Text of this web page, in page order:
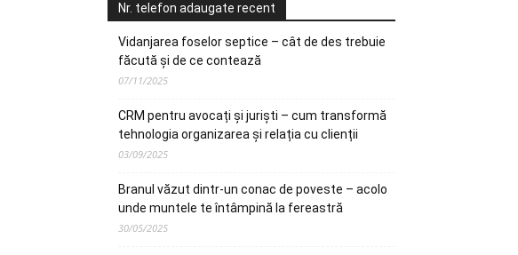
Nr. telefon adaugate recent
Vidanjarea foselor septice – cât de des trebuie
făcută și de ce contează
07/11/2025
CRM pentru avocați și juriști – cum transformă
tehnologia organizarea și relația cu clienții
03/09/2025
Branul văzut dintr-un conac de poveste – acolo
unde muntele te întâmpină la fereastră
30/05/2025